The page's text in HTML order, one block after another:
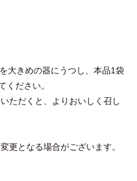
大きめの器にうつし、本品1袋
ください。
ただくと、よりおいしく召し
更となる場合がございます。